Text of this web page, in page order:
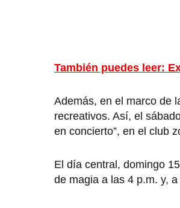
También puedes leer:
Además, en el marco de
recreativos. Así, el
en concierto”, en el club
El día central, domingo
de magia a las 4 p.m. y,